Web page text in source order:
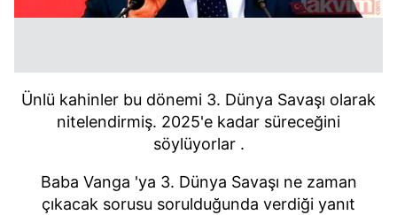
Ünlü kahinler bu dönemi 3. Dünya Savaşı olarak
nitelendirmiş. 2025'e kadar süreceğini
söylüyorlar .
Baba Vanga 'ya 3. Dünya Savaşı ne zaman
çıkacak sorusu sorulduğunda verdiği yanıt